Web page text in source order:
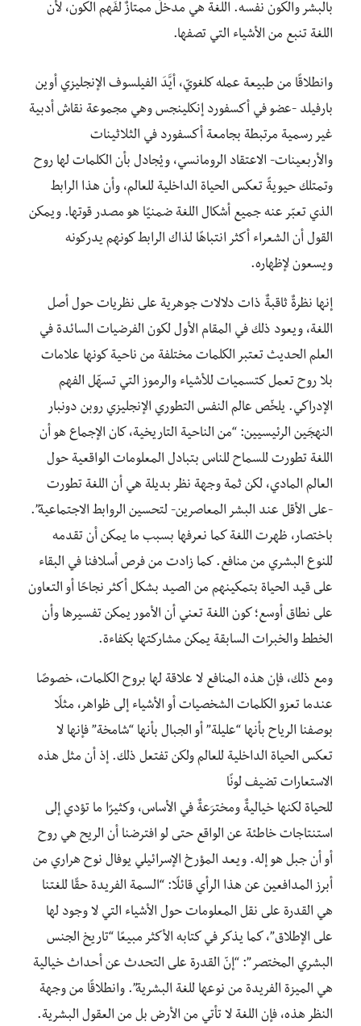
بالبشر والكون نفسه. اللغة هي مدخلٌ ممتازٌ لفَهم الكون، لأن
اللغة تنبع من الأشياء التي تصفها.
وانطلاقًا من طبيعة عمله كلغويّ، أيَّدَ الفيلسوف الإنجليزي أوين
بارفيلد -عضو في أكسفورد إنكلينجس وهي مجموعة نقاش أدبية
غير رسمية مرتبطة بجامعة أكسفورد في الثلاثينات
والأربعينات- الاعتقاد الرومانسي، ويُجادل بأن الكلمات لها روح
وتمتلك حيويةً تعكس الحياة الداخلية للعالم، وأن هذا الرابط
الذي تعبّر عنه جميع أشكال اللغة ضمنيًا هو مصدر قوتها. ويمكن
القول أن الشعراء أكثر انتباهًا لذاك الرابط كونهم يدركونه
ويسعون لإظهاره.
إنها نظرةٌ ثاقبةٌ ذات دلالات جوهرية على نظريات حول أصل
اللغة، ويعود ذلك في المقام الأول لكون الفرضيات السائدة في
العلم الحديث تعتبر الكلمات مختلفة من ناحية كونها علامات
بلا روح تعمل كتسميات للأشياء والرموز التي تسهّل الفهم
الإدراكي. يلخّص عالم النفس التطوري الإنجليزي روبن دونبار
النهجَين الرئيسيين: “من الناحية التاريخية، كان الإجماع هو أن
اللغة تطورت للسماح للناس بتبادل المعلومات الواقعية حول
العالم المادي، لكن ثمة وجهة نظر بديلة هي أن اللغة تطورت
-على الأقل عند البشر المعاصرين- لتحسين الروابط الاجتماعية”.
باختصار، ظهرت اللغة كما نعرفها بسبب ما يمكن أن تقدمه
للنوع البشري من منافع. كما زادت من فرص أسلافنا في البقاء
على قيد الحياة بتمكينهم من الصيد بشكل أكثر نجاحًا أو التعاون
على نطاق أوسع؛ كون اللغة تعني أن الأمور يمكن تفسيرها وأن
الخطط والخبرات السابقة يمكن مشاركتها بكفاءة.
ومع ذلك، فإن هذه المنافع لا علاقة لها بروح الكلمات، خصوصًا
عندما تعزو الكلمات الشخصيات أو الأشياء إلى ظواهر، مثلًا
بوصفنا الرياح بأنها “عليلة” أو الجبال بأنها “شامخة” فإنها لا
تعكس الحياة الداخلية للعالم ولكن تفتعل ذلك. إذ أن مثل هذه
الاستعارات تضيف لونًا
للحياة لكنها خياليةٌ ومخترَعةٌ في الأساس، وكثيرًا ما تؤدي إلى
استنتاجات خاطئة عن الواقع حتى لو افترضنا أن الريح هي روح
أو أن جبل هو إله. ويعد المؤرخ الإسرائيلي يوفال نوح هراري من
أبرز المدافعين عن هذا الرأي قائلًا: “السمة الفريدة حقًا للغتنا
هي القدرة على نقل المعلومات حول الأشياء التي لا وجود لها
على الإطلاق”، كما يذكر في كتابه الأكثر مبيعًا “تاريخ الجنس
البشري المختصر”: “إنّ القدرة على التحدث عن أحداث خيالية
هي الميزة الفريدة من نوعها للغة البشرية”. وانطلاقًا من وجهة
النظر هذه، فإن اللغة لا تأتي من الأرض بل من العقول البشرية.